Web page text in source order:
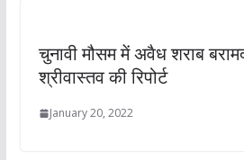
चुनावी मौसम में अवैध शराब
श्रीवास्तव की रिपोर्ट
January 20, 2022